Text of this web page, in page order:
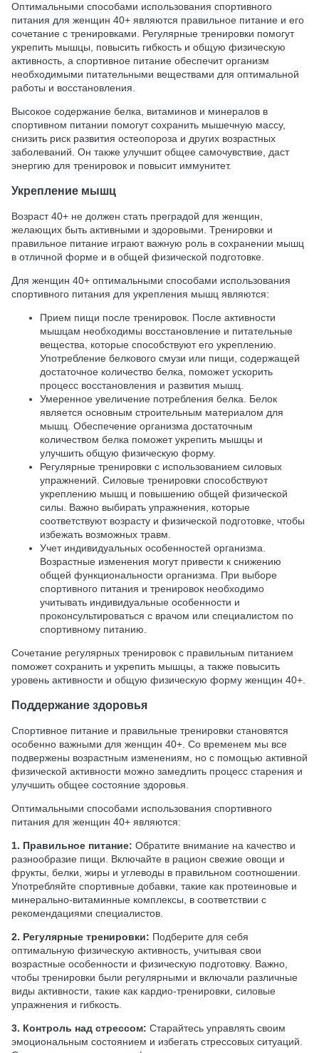
Оптимальными способами использования спортивного
питания для женщин 40+ являются правильное питание и его
сочетание с тренировками. Регулярные тренировки помогут
укрепить мышцы, повысить гибкость и общую физическую
активность, а спортивное питание обеспечит организм
необходимыми питательными веществами для оптимальной
работы и восстановления.
Высокое содержание белка, витаминов и минералов в
спортивном питании помогут сохранить мышечную массу,
снизить риск развития остеопороза и других возрастных
заболеваний. Он также улучшит общее самочувствие, даст
энергию для тренировок и повысит иммунитет.
Укрепление мышц
Возраст 40+ не должен стать преградой для женщин,
желающих быть активными и здоровыми. Тренировки и
правильное питание играют важную роль в сохранении мышц
в отличной форме и в общей физической подготовке.
Для женщин 40+ оптимальными способами использования
спортивного питания для укрепления мышц являются:
Прием пищи после тренировок. После активности
мышцам необходимы восстановление и питательные
вещества, которые способствуют его укреплению.
Употребление белкового смузи или пищи, содержащей
достаточное количество белка, поможет ускорить
процесс восстановления и развития мышц.
Умеренное увеличение потребления белка. Белок
является основным строительным материалом для
мышц. Обеспечение организма достаточным
количеством белка поможет укрепить мышцы и
улучшить общую физическую форму.
Регулярные тренировки с использованием силовых
упражнений. Силовые тренировки способствуют
укреплению мышц и повышению общей физической
силы. Важно выбирать упражнения, которые
соответствуют возрасту и физической подготовке, чтобы
избежать возможных травм.
Учет индивидуальных особенностей организма.
Возрастные изменения могут привести к снижению
общей функциональности организма. При выборе
спортивного питания и тренировок необходимо
учитывать индивидуальные особенности и
проконсультироваться с врачом или специалистом по
спортивному питанию.
Сочетание регулярных тренировок с правильным питанием
поможет сохранить и укрепить мышцы, а также повысить
уровень активности и общую физическую форму женщин 40+.
Поддержание здоровья
Спортивное питание и правильные тренировки становятся
особенно важными для женщин 40+. Со временем мы все
подвержены возрастным изменениям, но с помощью активной
физической активности можно замедлить процесс старения и
улучшить общее состояние здоровья.
Оптимальными способами использования спортивного
питания для женщин 40+ являются:
1. Правильное питание: Обратите внимание на качество и
разнообразие пищи. Включайте в рацион свежие овощи и
фрукты, белки, жиры и углеводы в правильном соотношении.
Употребляйте спортивные добавки, такие как протеиновые и
минерально-витаминные комплексы, в соответствии с
рекомендациями специалистов.
2. Регулярные тренировки: Подберите для себя
оптимальную физическую активность, учитывая свои
возрастные особенности и физическую подготовку. Важно,
чтобы тренировки были регулярными и включали различные
виды активности, такие как кардио-тренировки, силовые
упражнения и гибкость.
3. Контроль над стрессом: Старайтесь управлять своим
эмоциональным состоянием и избегать стрессовых ситуаций.